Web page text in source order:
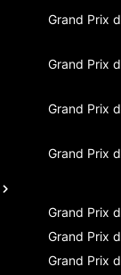
Grand Prix
Grand Prix
Grand Prix
Grand Prix
Grand Prix
Grand Prix
Grand Prix